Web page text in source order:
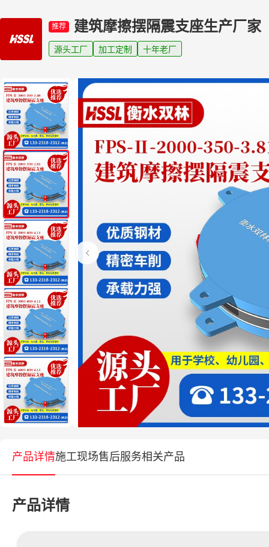
推荐 建筑摩擦摆隔震支座生产厂家
源头工厂 加工定制 十年老厂
产品详情施工现场售后服务相关产品
产品详情